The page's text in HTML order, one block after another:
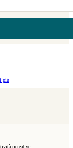
più